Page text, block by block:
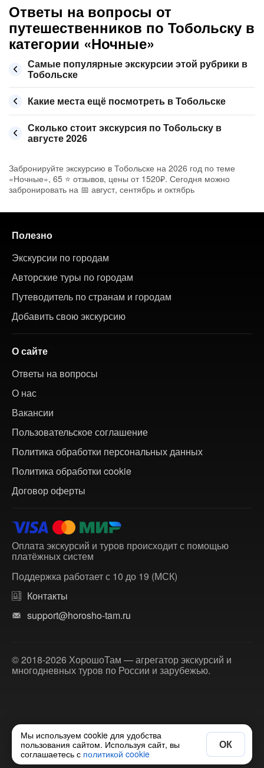
Ответы на вопросы от
путешественников по Тобольску в
категории «Ночные»
Самые популярные экскурсии этой рубрики в
Тобольске
Какие места ещё посмотреть в Тобольске
Сколько стоит экскурсия по Тобольску в
августе 2026
Забронируйте экскурсию в Тобольске на 2026 год по теме
«Ночные», 65 ⭐ отзывов, цены от 1520₽. Сегодня можно
забронировать на 📅 август, сентябрь и октябрь
Полезно
Экскурсии по городам
Авторские туры по городам
Путеводитель по странам и городам
Добавить свою экскурсию
О сайте
Ответы на вопросы
О нас
Вакансии
Пользовательское соглашение
Политика обработки персональных данных
Политика обработки cookie
Договор оферты
Оплата экскурсий и туров происходит с помощью
платёжных систем
Поддержка работает с 10 до 19 (МСК)
Контакты
support@horosho-tam.ru
© 2018-2026 ХорошоТам — агрегатор экскурсий и
многодневных туров по России и зарубежью.
Мы используем cookie для удобства
пользования сайтом. Используя сайт, вы
соглашаетесь с политикой cookie
ОК